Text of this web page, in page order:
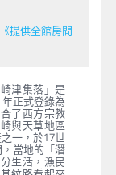
提供全館房間
津集落」是
正式登錄為
了西方宗教
與天草地區
一，於17世
當地的「潛
生活，漁民